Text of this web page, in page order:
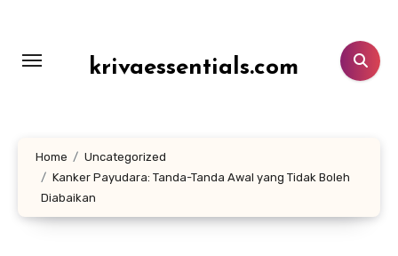
konten
krivaessentials.com
Home
Uncategorized
Kanker Payudara: Tanda-Tanda Awal yang Tidak Boleh
Diabaikan